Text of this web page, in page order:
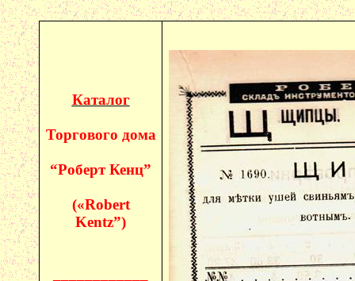
Каталог
Торгового дома
“РобертКенц”
(«Robert
Kentz”)